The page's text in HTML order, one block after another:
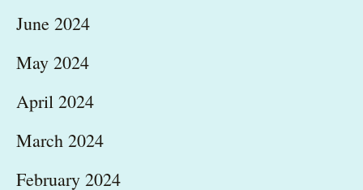
June 2024
May 2024
April 2024
March 2024
February 2024